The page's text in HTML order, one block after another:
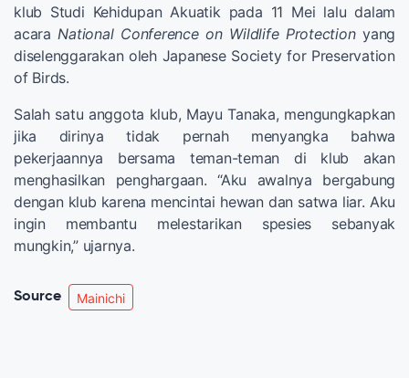
klub Studi Kehidupan Akuatik pada 11 Mei lalu dalam
acara National Conference on Wildlife Protectionyang
diselenggarakan oleh Japanese Society for Preservation
of Birds.
Salah satu anggota klub, Mayu Tanaka, mengungkapkan
jika dirinya tidak pernah menyangka bahwa
pekerjaannya bersama teman-teman di klub akan
menghasilkan penghargaan. “Aku awalnya bergabung
dengan klub karena mencintai hewan dan satwa liar. Aku
ingin membantu melestarikan spesies sebanyak
mungkin,” ujarnya.
Source Mainichi